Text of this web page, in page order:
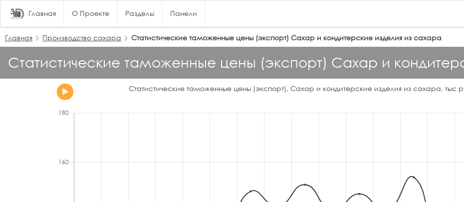
Главная О Проекте Разделы Панели
Главная Производство сахара Статистические таможенные цены (экспорт) Сахар и кондитерские изделия из сахара
Статистические таможенные цены (экспорт) Сахар и
Статистические таможенные цены (экспорт), Сахар и кондитерские изделия из сахара, тыс